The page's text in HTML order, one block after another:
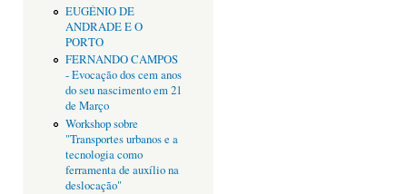
EUGÉNIO DE
ANDRADE E O
PORTO
FERNANDO CAMPOS
- Evocação dos cem anos
do seu nascimento em 21
de Março
Workshop sobre
"Transportes urbanos e a
tecnologia como
ferramenta de auxílio na
deslocação"